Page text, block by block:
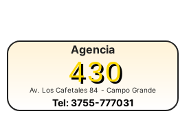
Agencia
430
Av. Los Cafetales 84 - Campo Grande
Tel: 3755-777031